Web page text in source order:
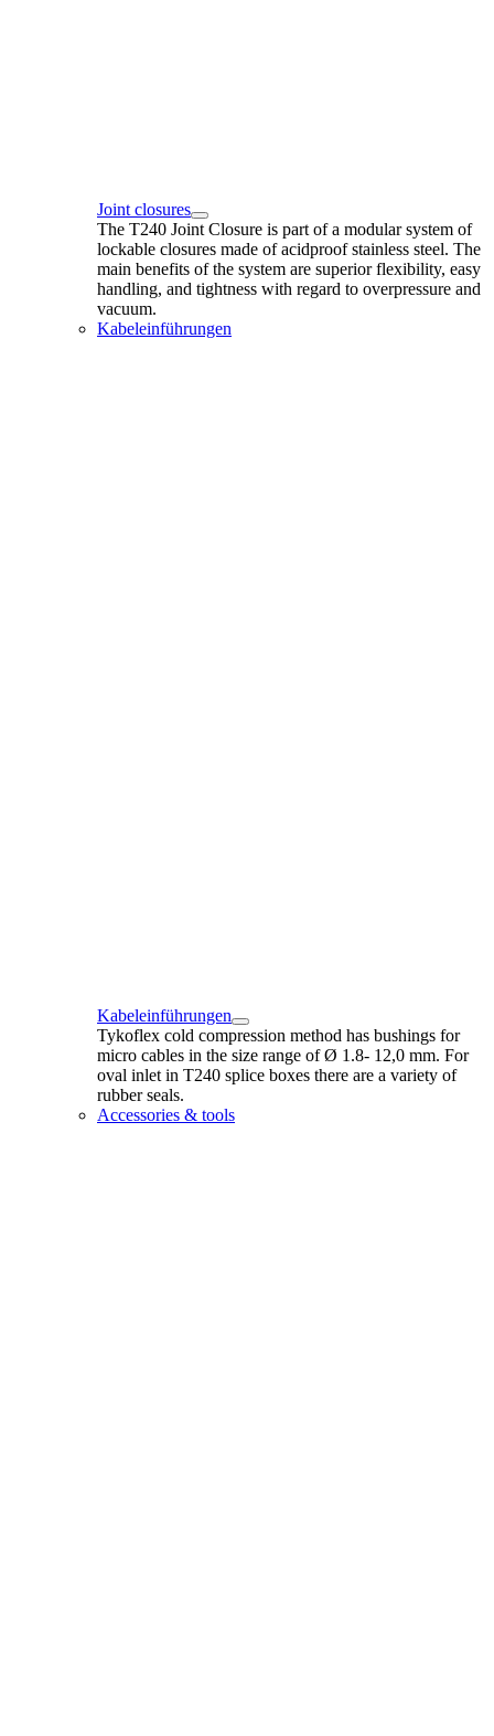
Joint closures
The T240 Joint Closure is part of a modular system of
lockable closures made of acidproof stainless steel. The
main benefits of the system are superior flexibility, easy
handling, and tightness with regard to overpressure and
vacuum.
Kabeleinführungen
Kabeleinführungen
Tykoflex cold compression method has bushings for
micro cables in the size range of Ø 1.8- 12,0 mm. For
oval inlet in T240 splice boxes there are a variety of
rubber seals.
Accessories & tools